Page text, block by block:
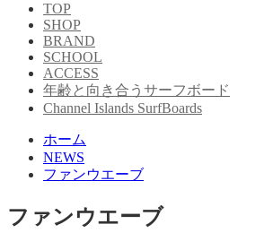
TOP
SHOP
BRAND
SCHOOL
ACCESS
年齢と向き合うサーフボード
Channel Islands SurfBoards
ホーム
NEWS
ファンウエーブ
ファンウエーブ